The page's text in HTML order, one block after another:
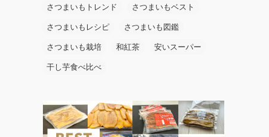
さつまいもトレンド さつまいもベスト
さつまいもレシピ さつまいも図鑑
さつまいも栽培 和紅茶 安いスーパー
干し芋食べ比べ